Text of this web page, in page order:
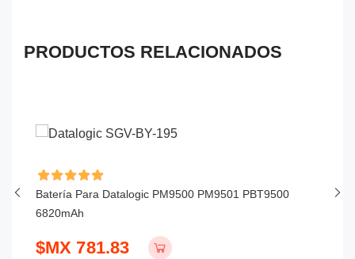
PRODUCTOS RELACIONADOS
Batería Para Datalogic PM9500 PM9501 PBT9500
6820mAh
$MX 781.83